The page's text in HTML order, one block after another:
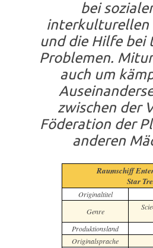
bei
interkulturellen
und die Hilfe bei
Problemen.
auch um
zwischen der
Föderation der
anderen
Raumschiff
Star
Originaltitel
Genre
Produktionsland
Originalsprache